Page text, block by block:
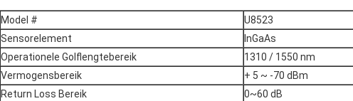
Model #
U8523
Sensorelement
InGaAs
Operationele Golflengtebereik
1310 / 1550 nm
Vermogensbereik
+ 5 ~ -70 dBm
Return Loss Bereik
0~60 dB